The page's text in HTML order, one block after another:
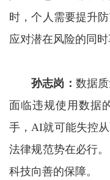
时，个人需要提升
应对潜在风险的同时
孙志岗： 数据
面临违规使用数据
手，AI就可能失控
法律规范势在必行
科技向善的保障。